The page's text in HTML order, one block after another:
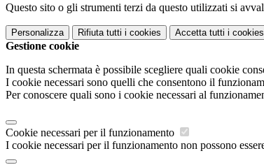
Questo sito o gli strumenti terzi da questo utilizzati si
Personalizza Rifiuta tutti i cookies Accetta tutti i cookies
Gestione cookie
In questa schermata è possibile scegliere quali cookie
I cookie necessari sono quelli che consentono il
Per conoscere quali sono i cookie necessari al
Cookie necessari per il funzionamento
I cookie necessari per il funzionamento non possono